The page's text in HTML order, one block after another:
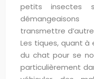
petits insectes
transmettre
Les tiques, quant à
du chat pour se
particulièrement